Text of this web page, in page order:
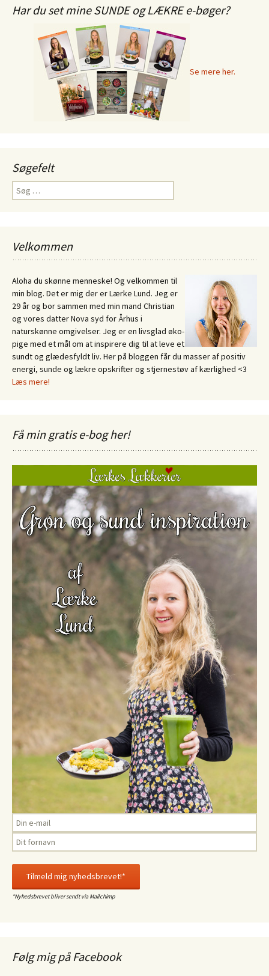
Har du set mine SUNDE og LÆKRE e-bøger?
Se mere her.
Søgefelt
Søg
efter:
Velkommen
Aloha du skønne menneske! Og velkommen til
min blog. Det er mig der er Lærke Lund. Jeg er
29 år og bor sammen med min mand Christian
og vores datter Nova syd for Århus i
naturskønne omgivelser. Jeg er en livsglad øko-
pige med et mål om at inspirere dig til at leve et
sundt og glædesfyldt liv. Her på bloggen får du masser af positiv
energi, sunde og lækre opskrifter og stjernestøv af kærlighed <3
Læs mere!
Få min gratis e-bog her!
*Nyhedsbrevet bliver sendt via Mailchimp
Følg mig på Facebook